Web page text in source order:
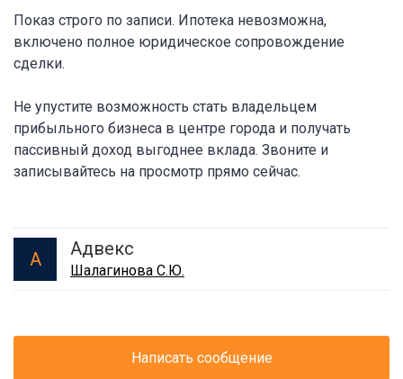
Показ строго по записи. Ипотека невозможна,
включено полное юридическое сопровождение
сделки.
Не упустите возможность стать владельцем
прибыльного бизнеса в центре города и получать
пассивный доход выгоднее вклада. Звоните и
записывайтесь на просмотр прямо сейчас.
А Адвекс
Шалагинова С.Ю.
Написать сообщение